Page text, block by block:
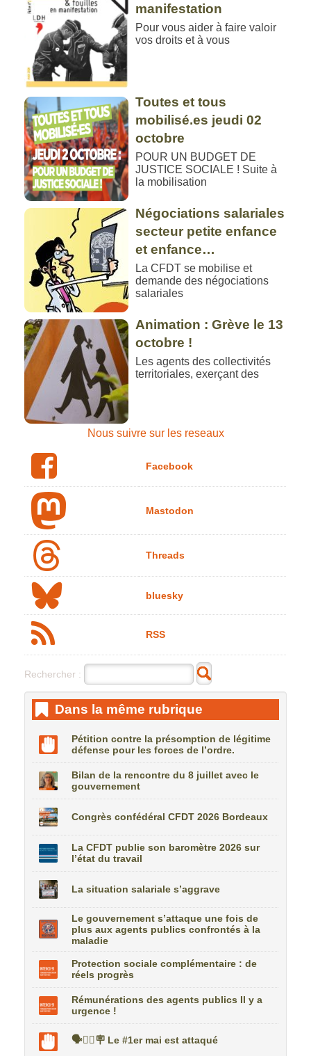
manifestation
Pour vous aider à faire valoir
vos droits et à vous
Toutes et tous
mobilisé.es jeudi 02
octobre
POUR UN BUDGET DE
JUSTICE SOCIALE ! Suite à
la mobilisation
Négociations salariales
secteur petite enfance
et enfance…
La CFDT se mobilise et
demande des négociations
salariales
Animation : Grève le 13
octobre !
Les agents des collectivités
territoriales, exerçant des
Nous suivre sur les reseaux
Facebook
Mastodon
Threads
bluesky
RSS
Rechercher :
Dans la même rubrique
Pétition contre la présomption de légitime
défense pour les forces de l’ordre.
Bilan de la rencontre du 8 juillet avec le
gouvernement
Congrès confédéral CFDT 2026 Bordeaux
La CFDT publie son baromètre 2026 sur
l’état du travail
La situation salariale s’aggrave
Le gouvernement s’attaque une fois de
plus aux agents publics confrontés à la
maladie
Protection sociale complémentaire : de
réels progrès
Rémunérations des agents publics Il y a
urgence !
🗣️✊🏼🪧 Le #1er mai est attaqué